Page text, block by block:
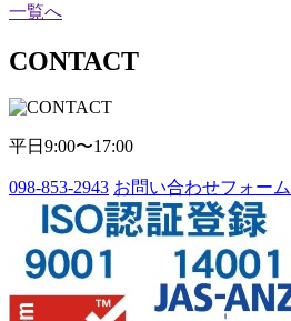
一覧へ
CONTACT
平日9:00〜17:00
098-853-2943 お問い合わせフォーム